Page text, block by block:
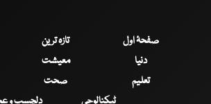
صفحۂ اول تازہ ترین
دنیا
معیشت
تعلیم
صحت